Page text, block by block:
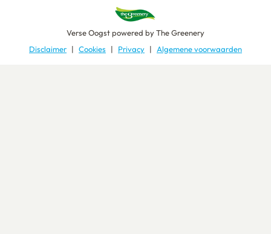
Verse Oogstpowered byThe Greenery
Disclaimer
Cookies Privacy Algemene voorwaarden